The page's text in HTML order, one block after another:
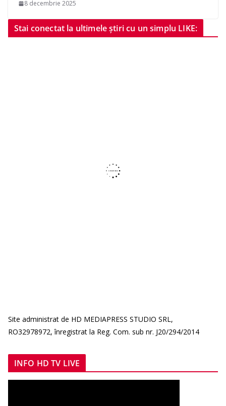
8 decembrie 2025
Stai conectat la ultimele știri cu un simplu LIKE:
Site administrat de HD MEDIAPRESS STUDIO SRL,
RO32978972, înregistrat la Reg. Com. sub nr. J20/294/2014
INFO HD TV LIVE